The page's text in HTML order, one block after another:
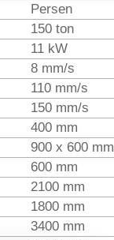
Persen
150 ton
11 kW
8 mm/s
110 mm/s
150 mm/s
400 mm
900 x 600 mm
600 mm
2100 mm
1800 mm
3400 mm